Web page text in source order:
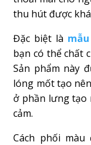
thu hút được
Đặc biệt là
bạn có thể chất
Sản phẩm này
lóng mốt tạo
ở phần lưng tạo
cảm.
Cách phối